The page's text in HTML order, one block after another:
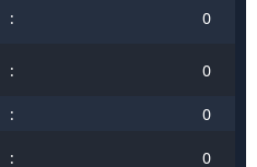
: 0
:
0
: 0